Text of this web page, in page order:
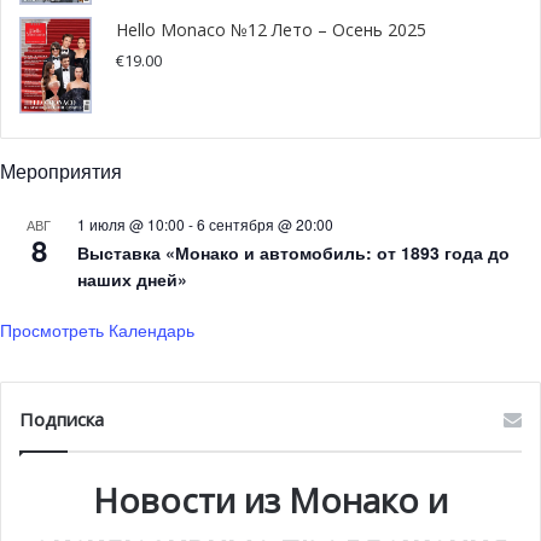
Женская премия (Prix des Femmes) была вручена
режиссеру Виктору Милетику (Viktor Miletic) за его
фильм “Не двигайся”, который рассказывает о
категории. Стоит отметить, что Фонд князя Альбера II
также участвовал в Фестивале как член жюри в
Hello Monaco №12 Лето – Осень 2025
€19.00
Мероприятия
АВГ
8
1 июля @ 10:00 -6 сентября @ 20:00
Выставка «Монако и автомобиль: от 1893 года до
наших дней»
Просмотреть Календарь
Подписка
Новости из Монако и